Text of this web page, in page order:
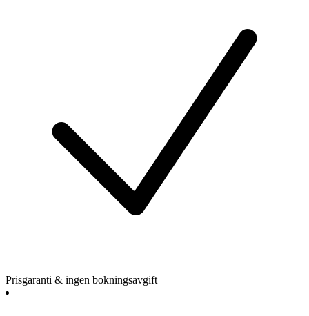
Prisgaranti & ingen bokningsavgift